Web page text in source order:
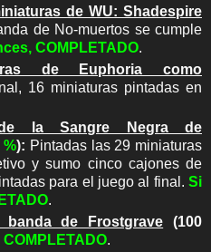
de WU: Shadespire
de No-muertos se cumple
COMPLETADO.
de Euphoria como
16 miniaturas pintadas en
la Sangre Negra de
%): Pintadas las 29 miniaturas
y sumo cinco cajones de
para el juego al final. Si
.
de Frostgrave (100
COMPLETADO.